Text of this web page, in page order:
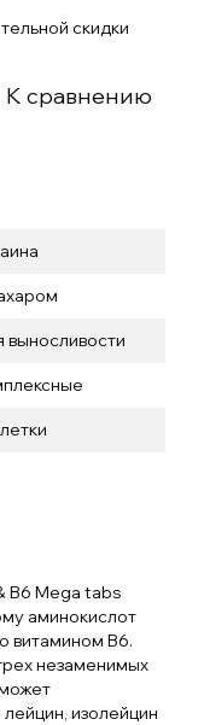
скидки
К сравнению
выносливости
B6 Mega tabs
аминокислот
витамином B6.
незаменимых
изолейцин